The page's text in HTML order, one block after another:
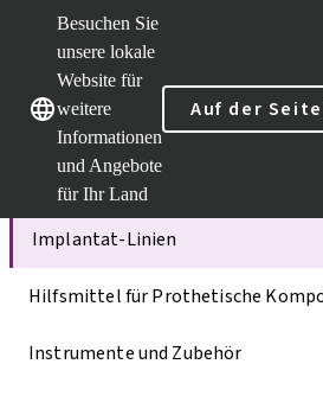
Besuchen Sie
unsere lokale
Website für
weitere
Informationen
und Angebote
für Ihr Land
Auf der
Unsere
Kategorien
Implantat-Linien
Hilfsmittel für Prothetische
Instrumente und Zubehör